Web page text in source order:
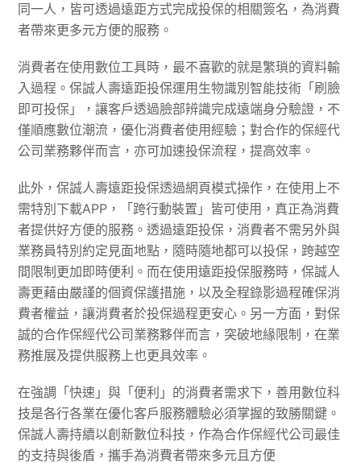
同一人，皆可透過遠距方式完成投保的相關簽名，為消費
者帶來更多元方便的服務。
消費者在使用數位工具時，最不喜歡的就是繁瑣的資料輸
入過程。保誠人壽遠距投保運用生物識別智能技術「刷臉
即可投保」，讓客戶透過臉部辨識完成遠端身分驗證，不
僅順應數位潮流，優化消費者使用經驗；對合作的保經代
公司業務夥伴而言，亦可加速投保流程，提高效率。
此外，保誠人壽遠距投保透過網頁模式操作，在使用上不
需特別下載APP，「跨行動裝置」皆可使用，真正為消費
者提供好方便的服務。透過遠距投保，消費者不需另外與
業務員特別約定見面地點，隨時隨地都可以投保，跨越空
間限制更加即時便利。而在使用遠距投保服務時，保誠人
壽更藉由嚴謹的個資保護措施，以及全程錄影過程確保消
費者權益，讓消費者於投保過程更安心。另一方面，對保
誠的合作保經代公司業務夥伴而言，突破地緣限制，在業
務推展及提供服務上也更具效率。
在強調「快速」與「便利」的消費者需求下，善用數位科
技是各行各業在優化客戶服務體驗必須掌握的致勝關鍵。
保誠人壽持續以創新數位科技，作為合作保經代公司最佳
的支持與後盾，攜手為消費者帶來多元且方便